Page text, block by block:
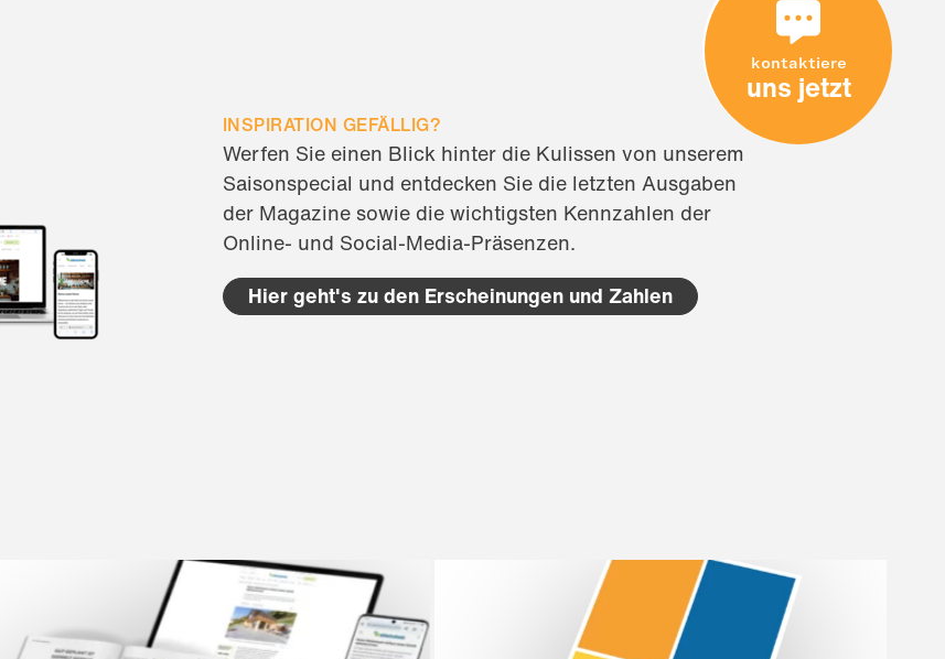
INSPIRATION GEFÄLLIG?
Werfen Sie einen Blick hinter die Kulissen von unserem
Saisonspecial und entdecken Sie die letzten Ausgaben
der Magazine sowie die wichtigsten Kennzahlen der
Online- und Social-Media-Präsenzen.
Hier geht's zu den Erscheinungen und Zahlen
kontaktiere
uns jetzt